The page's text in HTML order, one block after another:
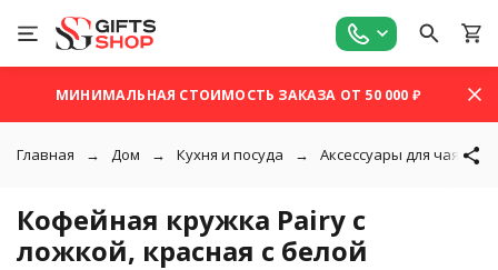
МИНИМАЛЬНАЯ СТОИМОСТЬ ЗАКАЗА ОТ 50 000 ₽
Главная Дом Кухня и посуда Аксессуары для чая и
Кофейная кружка Pairy с
ложкой, красная с белой